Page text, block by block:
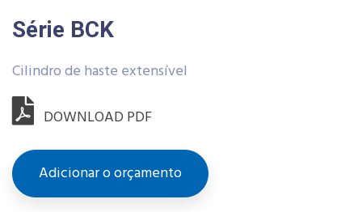
Série BCK
Cilindro de haste extensível
DOWNLOAD PDF
Adicionar o orçamento